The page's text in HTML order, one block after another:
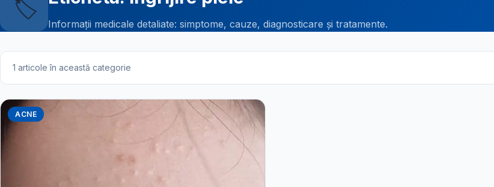
🏷️
Informații medicale detaliate: simptome, cauze, diagnosticare și tratamente.
1 articole în această categorie
ACNE